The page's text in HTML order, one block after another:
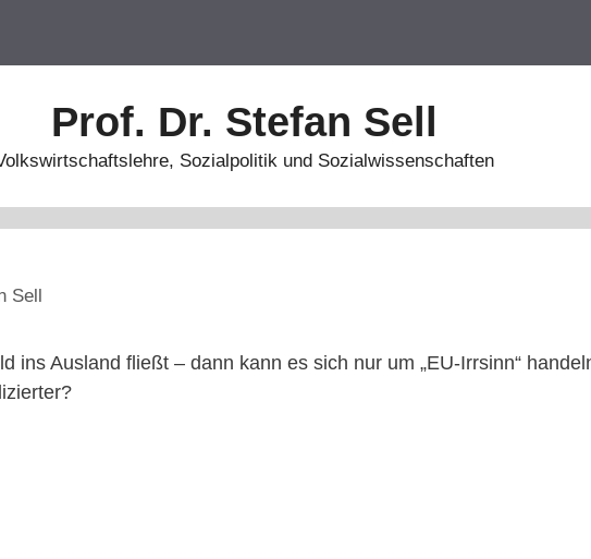
Prof. Dr. Stefan Sell
Sozialpolitik und Sozialwissenschaften
Sell
ins Ausland fließt – dann kann es sich nur um „EU-Irrsinn“